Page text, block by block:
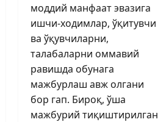
моддий манфаат эвазига
ишчи-ходимлар, ўқитувчи
ва ўқувчиларни,
талабаларни оммавий
равишда обунага
мажбурлаш авж олгани
бор гап. Бироқ, ўша
мажбурий тиқиштирилган